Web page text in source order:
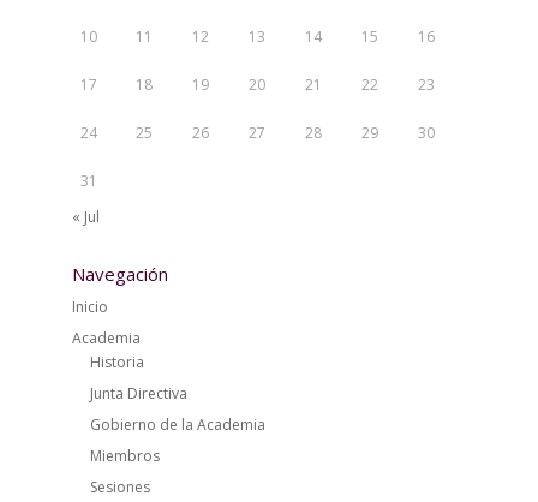
10 11 12 13 14 15 16
17 18 19 20 21 22 23
24 25 26 27 28 29 30
31
« Jul
Navegación
Inicio
Academia
Historia
Junta Directiva
Gobierno de la Academia
Miembros
Sesiones